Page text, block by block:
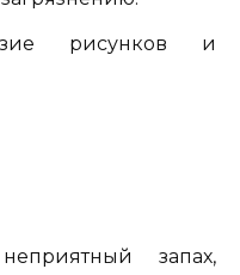
рисунков и
запах,